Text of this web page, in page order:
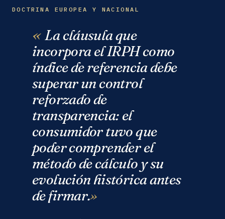
DOCTRINA EUROPEA Y NACIONAL
La cláusula que
incorpora el IRPH como
índice de referencia debe
superar un control
reforzado de
transparencia: el
consumidor tuvo que
poder comprender el
método de cálculo y su
evolución histórica antes
de firmar.